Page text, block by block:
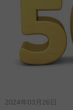
2024年03月26日